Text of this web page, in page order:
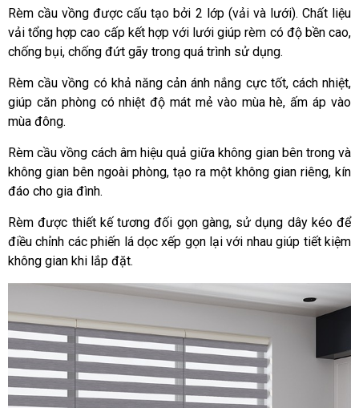
Rèm cầu vồng được cấu tạo bởi 2 lớp (vải và lưới). Chất liệu
vải tổng hợp cao cấp kết hợp với lưới giúp rèm có độ bền cao,
chống bụi, chống đứt gãy trong quá trình sử dụng.
Rèm cầu vồng có khả năng cản ánh nắng cực tốt, cách nhiệt,
giúp căn phòng có nhiệt độ mát mẻ vào mùa hè, ấm áp vào
mùa đông.
Rèm cầu vồng cách âm hiệu quả giữa không gian bên trong và
không gian bên ngoài phòng, tạo ra một không gian riêng, kín
đáo cho gia đình.
Rèm được thiết kế tương đối gọn gàng, sử dụng dây kéo để
điều chỉnh các phiến lá dọc xếp gọn lại với nhau giúp tiết kiệm
không gian khi lắp đặt.